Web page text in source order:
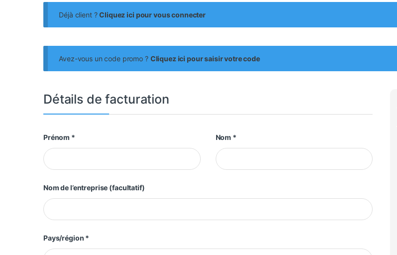
Déjà client ?Cliquez ici pour vous connecter
Avez-vous un code promo ? Cliquez ici pour saisir votre code
Détails de facturation
Prénom * Nom *
Nom de l’entreprise (facultatif)
Pays/région *